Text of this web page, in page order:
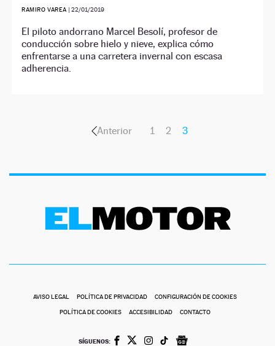
RAMIRO VAREA |22/01/2019
El piloto andorrano Marcel Besolí, profesor de
conducción sobre hielo y nieve, explica cómo
enfrentarse a una carretera invernal con escasa
adherencia.
Anterior 1 2 3
AVISO LEGAL POLÍTICA DE PRIVACIDAD CONFIGURACIÓN DE COOKIES
POLÍTICA DE COOKIES ACCESIBILIDAD CONTACTO
SÍGUENOS: